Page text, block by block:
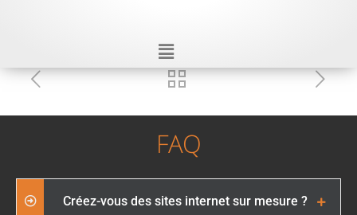
FAQ
Créez-vous des sites internet sur mesure ?